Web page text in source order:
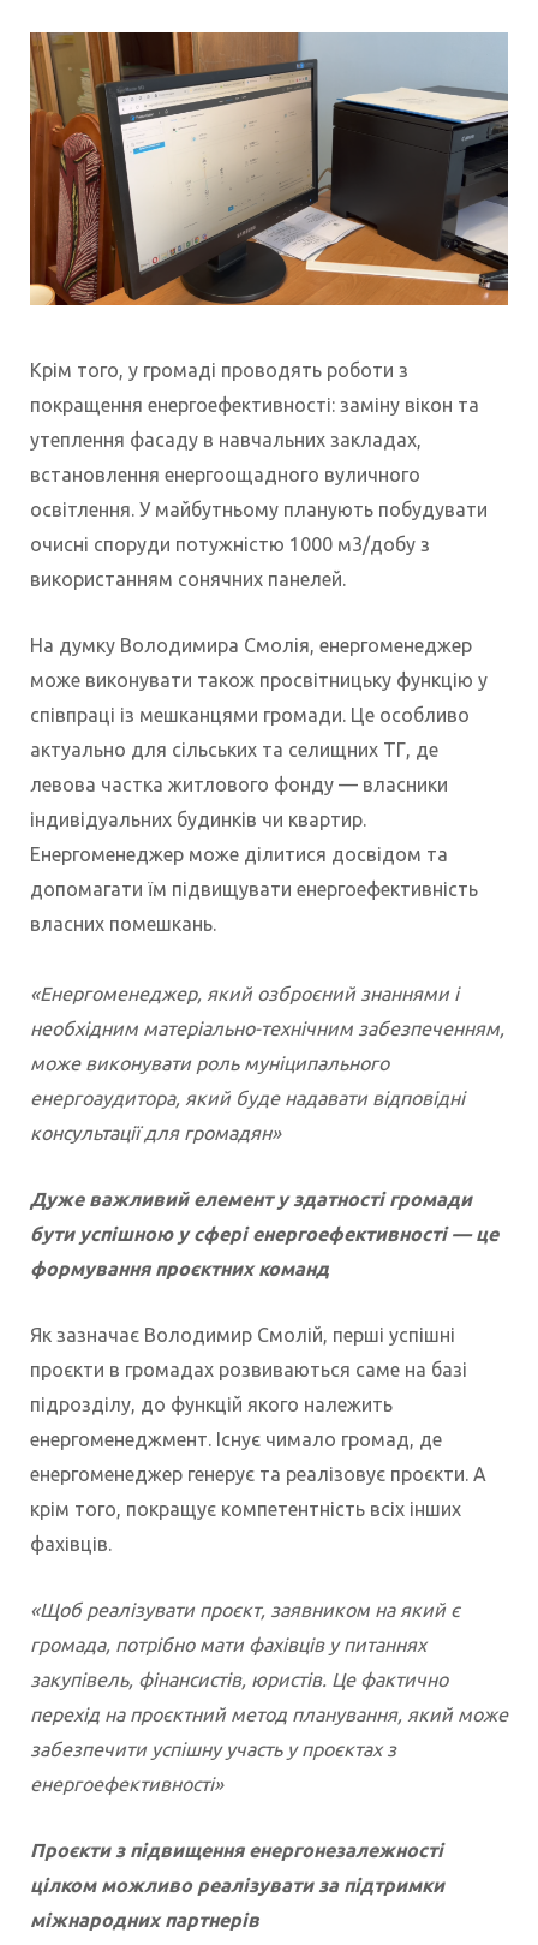
Крім того, у громаді проводять роботи з
покращення енергоефективності: заміну вікон та
утеплення фасаду в навчальних закладах,
встановлення енергоощадного вуличного
освітлення. У майбутньому планують побудувати
очисні споруди потужністю 1000 м3/добу з
використанням сонячних панелей.
На думку Володимира Смолія, енергоменеджер
може виконувати також просвітницьку функцію у
співпраці із мешканцями громади. Це особливо
актуально для сільських та селищних ТГ, де
левова частка житлового фонду — власники
індивідуальних будинків чи квартир.
Енергоменеджер може ділитися досвідом та
допомагати їм підвищувати енергоефективність
власних помешкань.
«Енергоменеджер, який озброєний знаннями і
необхідним матеріально-технічним забезпеченням,
може виконувати роль муніципального
енергоаудитора, який буде надавати відповідні
консультації для громадян»
Дуже важливий елемент у здатності громади
бути успішною у сфері енергоефективності — це
формування проєктних команд
Як зазначає Володимир Смолій, перші успішні
проєкти в громадах розвиваються саме на базі
підрозділу, до функцій якого належить
енергоменеджмент. Існує чимало громад, де
енергоменеджер генерує та реалізовує проєкти. А
крім того, покращує компетентність всіх інших
фахівців.
«Щоб реалізувати проєкт, заявником на який є
громада, потрібно мати фахівців у питаннях
закупівель, фінансистів, юристів. Це фактично
перехід на проєктний метод планування, який може
забезпечити успішну участь у проєктах з
енергоефективності»
Проєкти з підвищення енергонезалежності
цілком можливо реалізувати за підтримки
міжнародних партнерів